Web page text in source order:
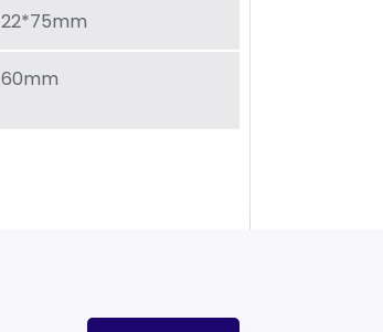
22*75mm
60mm